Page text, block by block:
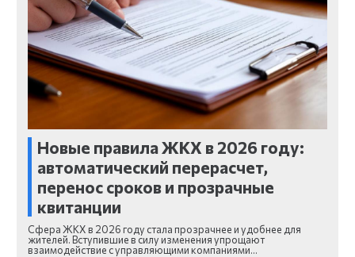
Новые правила ЖКХ в 2026 году:
автоматический перерасчет,
перенос сроков и прозрачные
квитанции
Сфера ЖКХ в 2026 году стала прозрачнее и удобнее для
жителей. Вступившие в силу изменения упрощают
взаимодействие с управляющими компаниями…